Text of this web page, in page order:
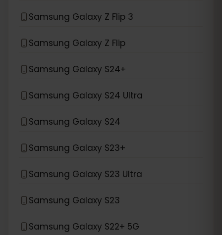
Samsung Galaxy Z Flip 3
Samsung Galaxy Z Flip
Samsung Galaxy S24+
Samsung Galaxy S24 Ultra
Samsung Galaxy S24
Samsung Galaxy S23+
Samsung Galaxy S23 Ultra
Samsung Galaxy S23
Samsung Galaxy S22+ 5G